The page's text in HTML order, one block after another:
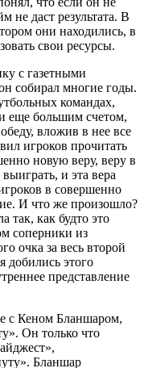
не даст результата. В
они находились, в
свои ресурсы.
с газетными
собирал многие годы.
командах,
еще большим счетом,
вложив в нее все
игроков прочитать
новую веру, веру в
и эта вера
в совершенно
И что же произошло?
так, как будто это
соперники из
очка за весь второй
добились этого
представление
с Кеном Бланшаром,
Он только что
Бланшар